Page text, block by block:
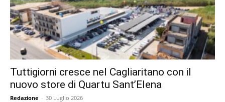
Tuttigiorni cresce nel Cagliaritano con il
nuovo store di Quartu Sant’Elena
Redazione - 30 Luglio 2026